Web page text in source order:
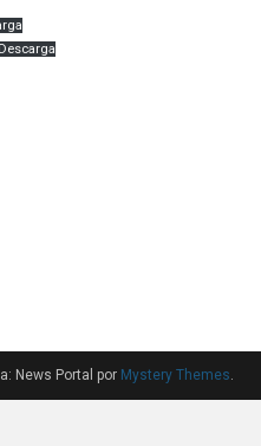
Descarga
News Portal por Mystery Themes.